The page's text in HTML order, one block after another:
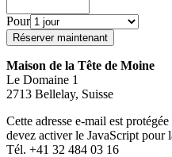
Pour
Maison de la Tête de Moine
Le Domaine 1
2713 Bellelay, Suisse
Cette adresse e-mail est
devez activer le JavaScript pour
Tél. +41 32 484 03 16